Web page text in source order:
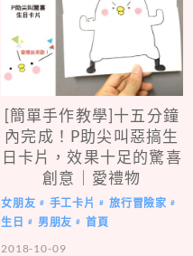
[簡單手作教學]十五分鐘
內完成！P助尖叫惡搞生
日卡片，效果十足的驚喜
創意｜愛禮物
女朋友 # 手工卡片 # 旅行冒險家 #
生日 # 男朋友 #
首頁
2018-10-09